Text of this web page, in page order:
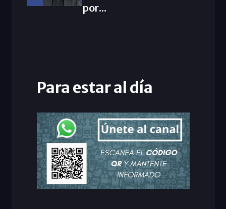
por...
Para estar al día